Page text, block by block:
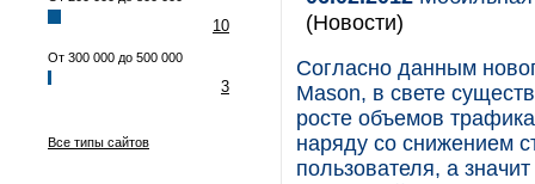
10
От 300 000 до 500 000
3
Все типы сайтов
(Новости)
Согласно данным
Mason, в свете
росте объемов
наряду со снижением
пользователя, а